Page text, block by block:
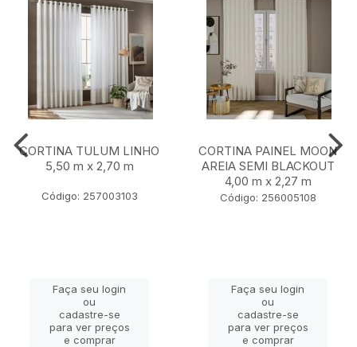
CORTINA TULUM LINHO
5,50 m x 2,70 m
Código: 257003103
Faça seu login
ou
cadastre-se
para ver preços
e comprar
CORTINA PAINEL MOON
AREIA SEMI BLACKOUT
4,00 m x 2,27 m
Código: 256005108
Faça seu login
ou
cadastre-se
para ver preços
e comprar